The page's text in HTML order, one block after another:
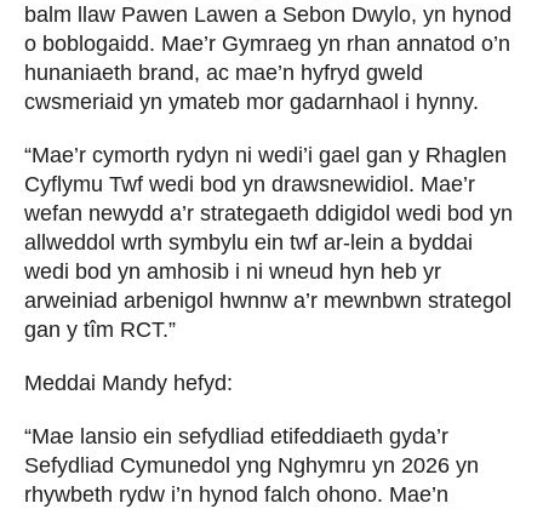
balm llaw Pawen Lawen a Sebon Dwylo, yn hynod
o boblogaidd. Mae’r Gymraeg yn rhan annatod o’n
hunaniaeth brand, ac mae’n hyfryd gweld
cwsmeriaid yn ymateb mor gadarnhaol i hynny.
“Mae’r cymorth rydyn ni wedi’i gael gan y Rhaglen
Cyflymu Twf wedi bod yn drawsnewidiol. Mae’r
wefan newydd a’r strategaeth ddigidol wedi bod yn
allweddol wrth symbylu ein twf ar-lein a byddai
wedi bod yn amhosib i ni wneud hyn heb yr
arweiniad arbenigol hwnnw a’r mewnbwn strategol
gan y tîm RCT.”
Meddai Mandy hefyd:
“Mae lansio ein sefydliad etifeddiaeth gyda’r
Sefydliad Cymunedol yng Nghymru yn 2026 yn
rhywbeth rydw i’n hynod falch ohono. Mae’n